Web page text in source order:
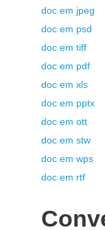
doc em jpeg
doc em psd
doc em tiff
doc em pdf
doc em xls
doc em pptx
doc em ott
doc em stw
doc em wps
doc em rtf